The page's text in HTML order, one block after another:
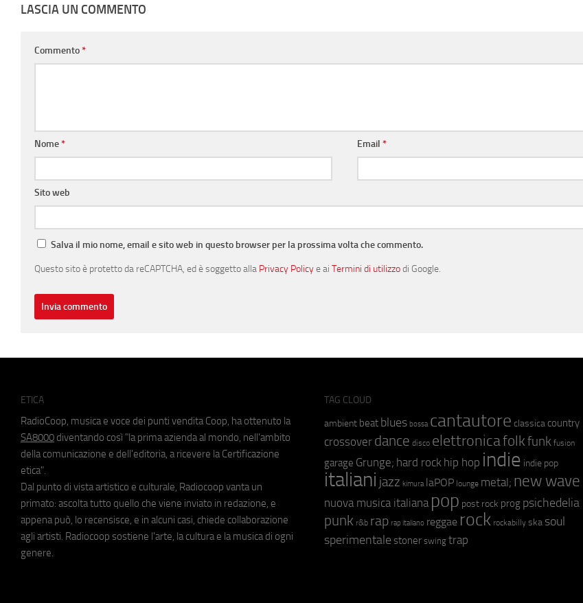
LASCIA UN COMMENTO
Commento*
Nome* Email*
Sito web
Salva il mio nome, email e sito web in questo browser per la prossima volta che commento.
Questo sito è protetto da reCAPTCHA, ed è soggetto alla Privacy Policye ai Termini di utilizzodi Google.
ETICA
RadioCoop, musica e voce dei punti vendita Coop, ha ottenuto la
SA8000 diventando così "la prima azienda al mondo, nell'ambito
della comunicazione e dell'editoria, a ricevere la Certificazione
etica".
Dal punto di vista artistico e culturale, Radiocoop vanta un
primato: ascolta tutto quello che viene inviato in redazione, e
appena può, lo recensisce, e in alcuni casi, chiede collaborazione
agli artisti. Radiocoop sostiene l'arte, la cultura e la musica di ogni
genere.
TAG CLOUD
ambient beat blues bossa cantautore classica country
crossover dance disco elettronicafolkfunk fusion
garage Grunge; hard rock hip hop indie indie pop
italiani jazz kimura laPOP lounge metal; new wave
nuova musica italiana pop post rock prog psichedelia
punk r&b rap rap italiano reggae rock rockabilly ska soul
sperimentale stoner swing trap